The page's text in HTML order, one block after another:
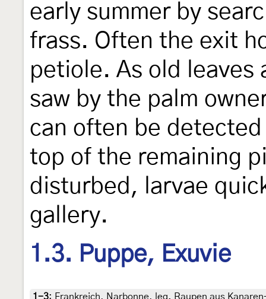
early summer by
frass. Often the exit
petiole. As old leaves
saw by the palm
can often be detected
top of the remaining
disturbed, larvae
gallery.
1.3. Puppe, Exuvie
1-3: Frankreich, Narbonne, leg. Raupen aus